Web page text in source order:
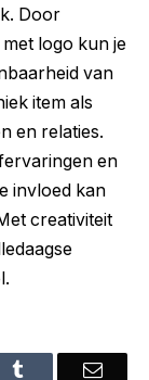
Door
logo kun je
van
item als
en relaties.
en
invloed kan
creativiteit
Email